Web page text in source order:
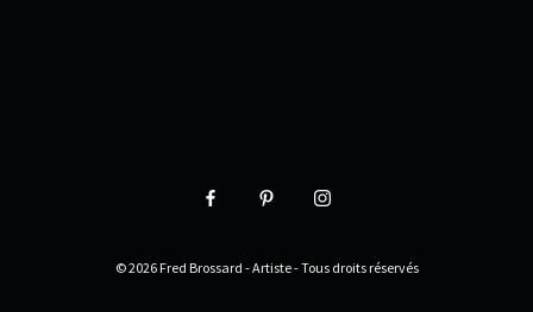
© 2026 Fred Brossard - Artiste - Tous droits réservés